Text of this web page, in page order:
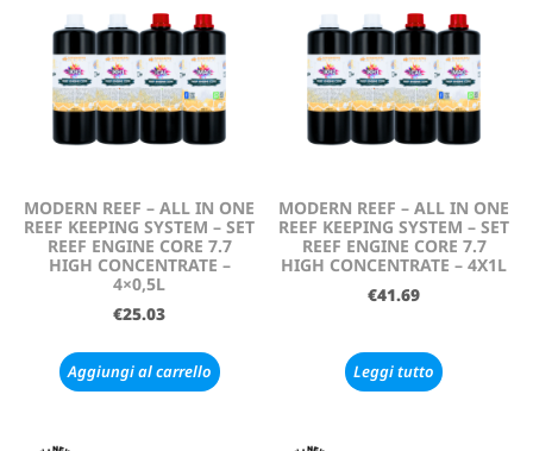
MODERN REEF – ALL IN ONE
REEF KEEPING SYSTEM – SET
REEF ENGINE CORE 7.7
HIGH CONCENTRATE –
4×0,5L
€25.03
Aggiungi al carrello
MODERN REEF – ALL IN ONE
REEF KEEPING SYSTEM – SET
REEF ENGINE CORE 7.7
HIGH CONCENTRATE – 4X1L
€41.69
Leggi tutto